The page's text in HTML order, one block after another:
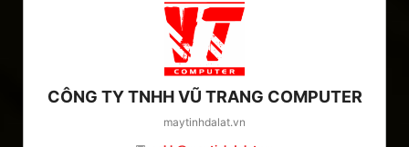
CÔNG TY TNHH VŨ TRANG COMPUTER
maytinhdalat.vn